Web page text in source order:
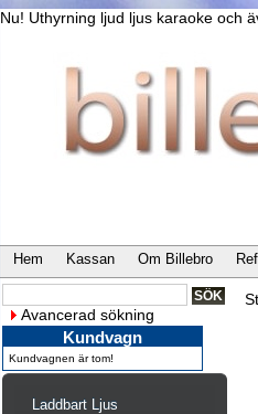
Nu! Uthyrning ljud ljus karaoke och
Hem Kassan Om Billebro
Avancerad sökning
Kundvagn
Kundvagnen är tom!
Laddbart Ljus